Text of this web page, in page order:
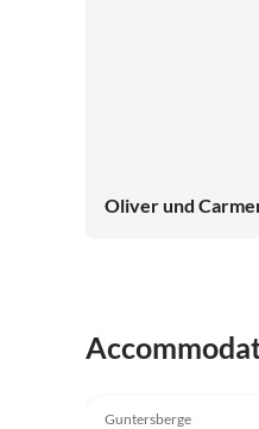
Oliver und
Guntersberge